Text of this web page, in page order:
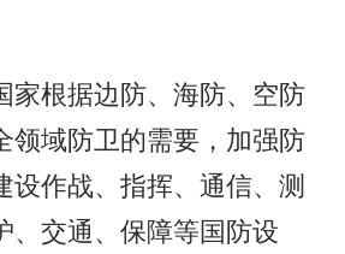
根据边防、海防、空防
领域防卫的需要，加强防
设作战、指挥、通信、测
、交通、保障等国防设